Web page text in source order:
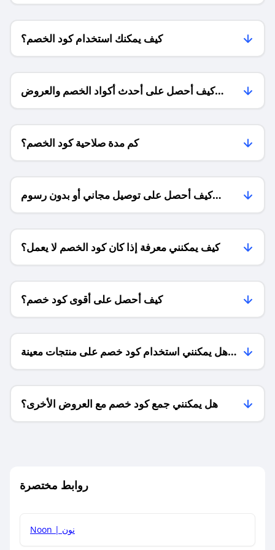
كيف يمكنك استخدام كود الخصم؟
كيف أحصل على أحدث أكواد الخصم والعروض
للمتاجر؟
كم مدة صلاحية كود الخصم؟
كيف أحصل على توصيل مجاني أو بدون رسوم
الشحن ؟
كيف يمكنني معرفة إذا كان كود الخصم لا يعمل؟
كيف أحصل على أقوى كود خصم؟
هل يمكنني استخدام كود خصم على منتجات معينة
فقط؟
هل يمكنني جمع كود خصم مع العروض الأخرى؟
روابط مختصرة
Noon | نون